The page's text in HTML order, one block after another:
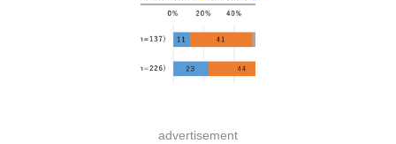
advertisement